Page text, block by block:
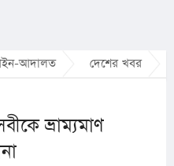
আদালত দেশের খবর
ভ্রাম্যমাণ